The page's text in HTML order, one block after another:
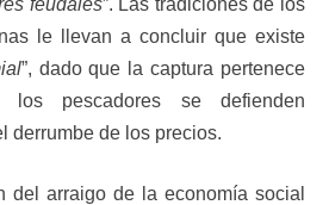
feudales”. Las tradiciones de los
le llevan a concluir que existe
”, dado que la captura pertenece
pescadores se defienden
derrumbe de los precios.
del arraigo de la economía social